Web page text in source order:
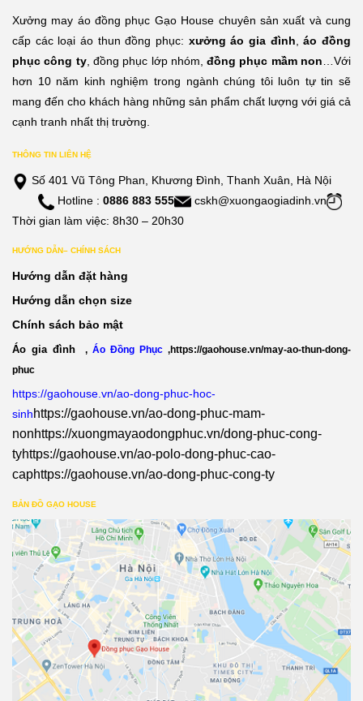
Xưởng may áo đồng phục Gạo House chuyên sản xuất và cung
cấp các loại áo thun đồng phục: xưởng áo gia đình ,áo đồng
phục công ty, đồng phục lớp nhóm,đồng phục mầm non …Với
hơn 10 năm kinh nghiệm trong ngành chúng tôi luôn tự tin sẽ
mang đến cho khách hàng những sản phẩm chất lượng với giá cả
cạnh tranh nhất thị trường.
THÔNG TIN LIÊN HỆ
Số 401 Vũ Tông Phan, Khương Đình, Thanh Xuân, Hà Nội
Hotline : 0886 883 555
cskh@xuongaogiadinh.vn
Thời gian làm việc: 8h30 – 20h30
HƯỚNG DẪN– CHÍNH SÁCH
Hướng dẫn đặt hàng
Hướng dẫn chọn size
Chính sách bảo mật
Áo gia đình , Áo Đồng Phục ,https://gaohouse.vn/may-ao-thun-dong-
phuc
https://gaohouse.vn/ao-dong-phuc-hoc-
sinhhttps://gaohouse.vn/ao-dong-phuc-mam-
nonhttps://xuongmayaodongphuc.vn/dong-phuc-cong-
tyhttps://gaohouse.vn/ao-polo-dong-phuc-cao-
caphttps://gaohouse.vn/ao-dong-phuc-cong-ty
BẢN ĐỒ GẠO HOUSE